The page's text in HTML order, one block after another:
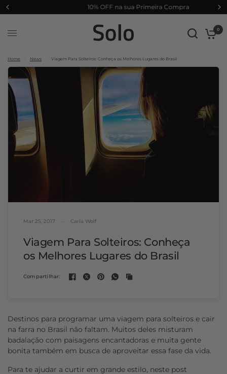
10% OFF na sua Primeira Compra
0
Home News Viagem Para Solteiros: Conheça os Melhores Lugares do Brasil
Mar 25, 2017 Carla Wolf
Viagem Para Solteiros: Conheça
os Melhores Lugares do Brasil
Compartilhar:
Destinos para programar uma viagem para solteiros e cair
na farra no Brasil não faltam. Muitos deles misturam
badalação com paisagens encantadoras e muita gente
bonita também em busca de aproveitar essa fase da vida.
Para te ajudar a curtir em grande estilo, neste post